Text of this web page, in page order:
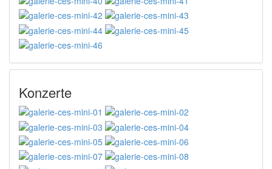
Konzerte